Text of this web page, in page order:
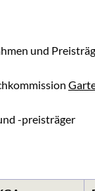
und
-preisträger